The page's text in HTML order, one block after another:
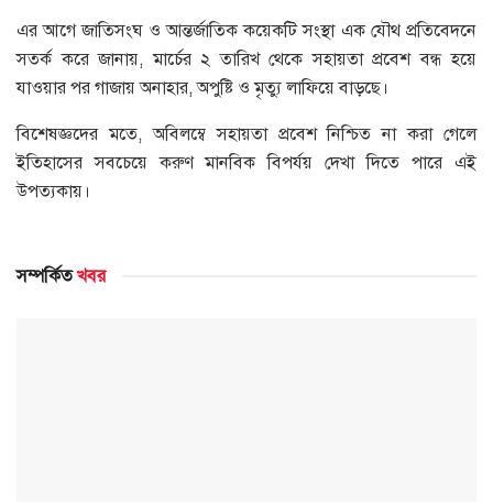
এর আগে জাতিসংঘ ও আন্তর্জাতিক কয়েকটি সংস্থা এক যৌথ প্রতিবেদনে
সতর্ক করে জানায়, মার্চের ২ তারিখ থেকে সহায়তা প্রবেশ বন্ধ হয়ে
যাওয়ার পর গাজায় অনাহার, অপুষ্টি ও মৃত্যু লাফিয়ে বাড়ছে।
বিশেষজ্ঞদের মতে, অবিলম্বে সহায়তা প্রবেশ নিশ্চিত না করা গেলে
ইতিহাসের সবচেয়ে করুণ মানবিক বিপর্যয় দেখা দিতে পারে এই
উপত্যকায়।
সম্পর্কিতখবর